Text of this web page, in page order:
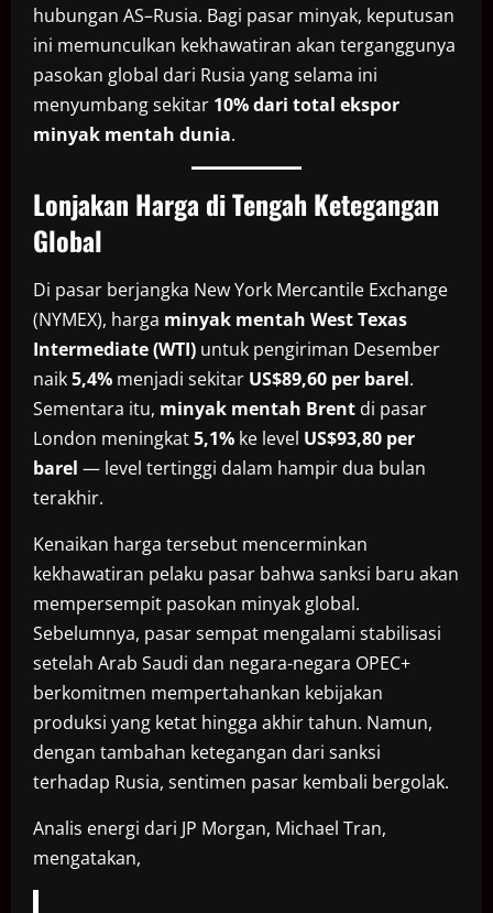
hubungan AS–Rusia. Bagi pasar minyak, keputusan
ini memunculkan kekhawatiran akan terganggunya
pasokan global dari Rusia yang selama ini
menyumbang sekitar 10% dari total ekspor
minyak mentah dunia.
Lonjakan Harga di Tengah Ketegangan
Global
Di pasar berjangka New York Mercantile Exchange
(NYMEX), harga minyak mentah West Texas
Intermediate (WTI) untuk pengiriman Desember
naik5,4% menjadi sekitar US$89,60 per barel.
Sementara itu, minyak mentah Brent di pasar
London meningkat5,1% ke level US$93,80 per
barel — level tertinggi dalam hampir dua bulan
terakhir.
Kenaikan harga tersebut mencerminkan
kekhawatiran pelaku pasar bahwa sanksi baru akan
mempersempit pasokan minyak global.
Sebelumnya, pasar sempat mengalami stabilisasi
setelah Arab Saudi dan negara-negara OPEC+
berkomitmen mempertahankan kebijakan
produksi yang ketat hingga akhir tahun. Namun,
dengan tambahan ketegangan dari sanksi
terhadap Rusia, sentimen pasar kembali bergolak.
Analis energi dari JP Morgan, Michael Tran,
mengatakan,